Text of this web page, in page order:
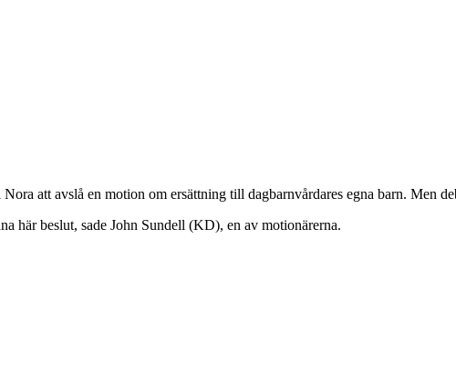
att avslå en motion om ersättning till dagbarnvårdares egna barn. Men
här beslut, sade John Sundell (KD), en av motionärerna.